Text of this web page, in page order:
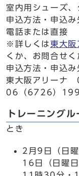
室内用シューズ
申込方法・申込み
電話または直接
※詳しくは東大阪
くか、お問合せく
申込方法・申込
東大阪アリー
06（6726）
トレーニング
とき
2月9日（日
16日（日曜